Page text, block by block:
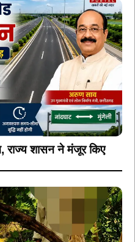
राज्य शासन ने मंजूर किए